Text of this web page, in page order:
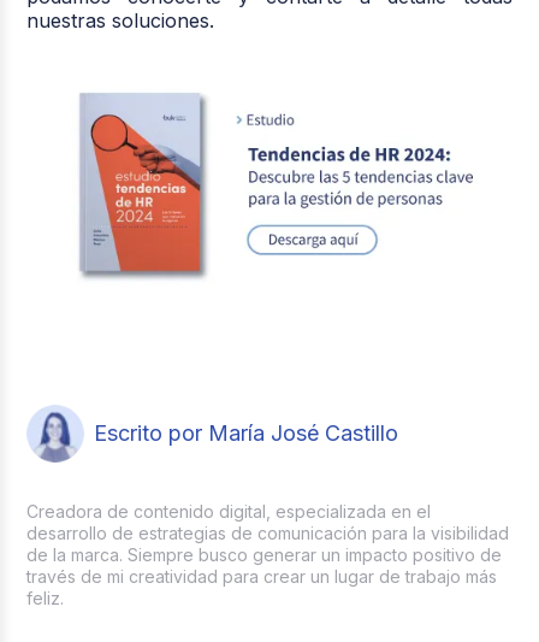
nuestras soluciones.
Escrito por María José Castillo
Creadora de contenido digital, especializada en el
desarrollo de estrategias de comunicación para la visibilidad
de la marca. Siempre busco generar un impacto positivo de
través de mi creatividad para crear un lugar de trabajo más
feliz.